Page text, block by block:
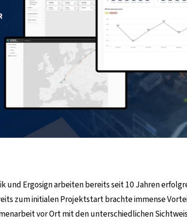
und Ergosign arbeiten bereits seit 10 Jahren
zum initialen Projektstart brachte immense
vor Ort mit den unterschiedlichen